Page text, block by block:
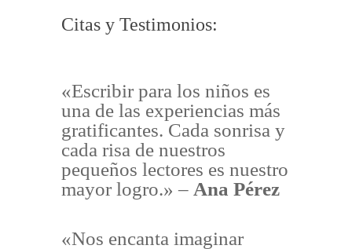
Citas y Testimonios:
«Escribir para los niños es
una de las experiencias más
gratificantes. Cada sonrisa y
cada risa de nuestros
pequeños lectores es nuestro
mayor logro.» – Ana Pérez
«Nos encanta imaginar